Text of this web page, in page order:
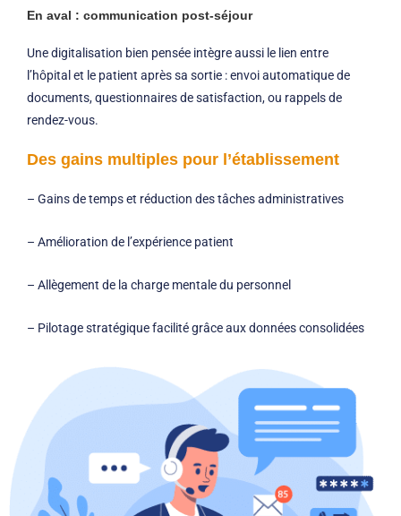
En aval : communication post-séjour
Une digitalisation bien pensée intègre aussi le lien entre
l’hôpital et le patient après sa sortie : envoi automatique de
documents, questionnaires de satisfaction, ou rappels de
rendez-vous.
Des gains multiples pour l’établissement
– Gains de temps et réduction des tâches administratives
– Amélioration de l’expérience patient
– Allègement de la charge mentale du personnel
– Pilotage stratégique facilité grâce aux données consolidées